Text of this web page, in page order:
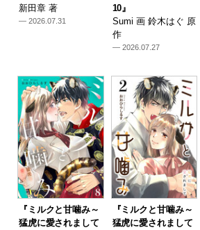
新田章 著
— 2026.07.31
10』
Sumi 画 鈴木はぐ 原
作
— 2026.07.27
『ミルクと甘噛み～
猛虎に愛されまして
『ミルクと甘噛み～
猛虎に愛されまして